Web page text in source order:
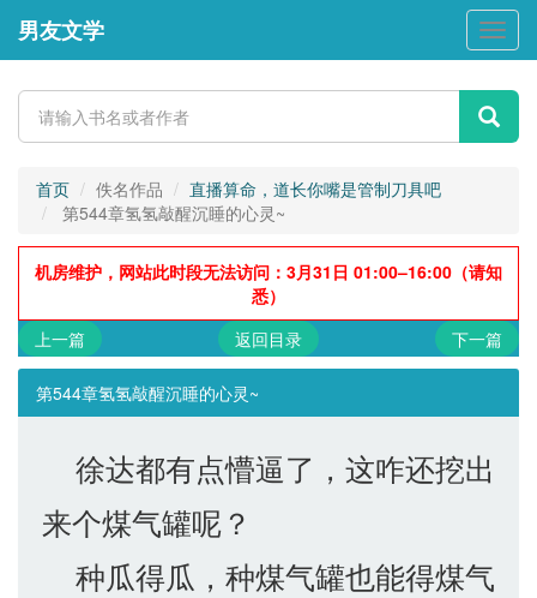
男
友
学
男友文学
首页 佚名作品
直播算命，道长你嘴是管制刀具吧
第544章氢氢敲醒沉睡的心灵~
机房维护，网站此时段无法访问：3月31日 01:00–16:00（请知
悉）
上一篇
返回目录 下一篇
第544章氢氢敲醒沉睡的心灵~
徐达都有点懵逼了，这咋还挖出
来个煤气罐呢？
种瓜得瓜，种煤气罐也能得煤气